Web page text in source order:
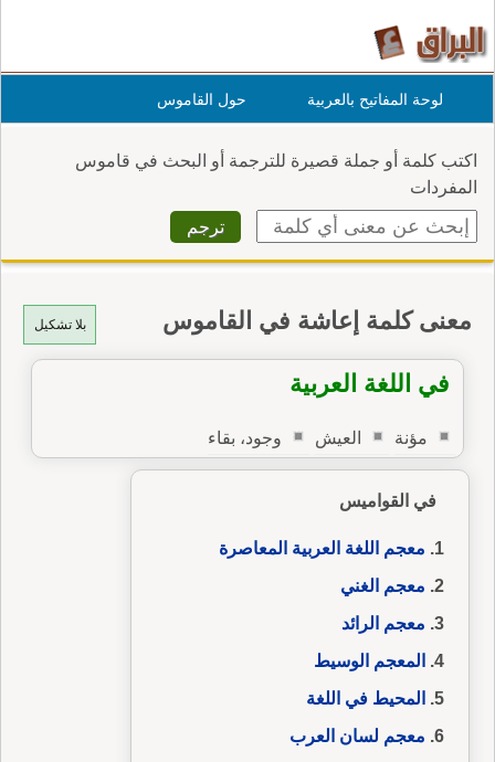
لوحة المفاتيح بالعربية حول القاموس
اكتب كلمة أو جملة قصيرة للترجمة أو البحث في قاموس
المفردات
بلا تشكيل معنى كلمة إعاشة في القاموس
في اللغة العربية
مؤنة العيش وجود، بقاء
في القواميس
معجم اللغة العربية المعاصرة
معجم الغني
معجم الرائد
المعجم الوسيط
المحيط في اللغة
معجم لسان العرب